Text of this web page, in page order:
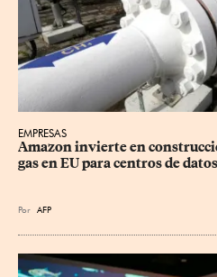
EMPRESAS
Amazon invierte en
gas en EU para centros de datos
Por AFP